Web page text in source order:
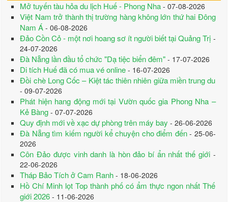
Mở tuyến tàu hỏa du lịch Huế - Phong Nha - 07-08-2026
Việt Nam trở thành thị trường hàng không lớn thứ hai Đông
Nam Á - 06-08-2026
Đảo Cồn Cỏ - một nơi hoang sơ ít người biết tại Quảng Trị -
24-07-2026
Đà Nẵng lần đầu tổ chức "Dạ tiệc biển đêm" - 17-07-2026
Di tích Huế đã có mua vé online - 16-07-2026
Đồi chè Long Cốc – Kiệt tác thiên nhiên giữa miền trung du
- 09-07-2026
Phát hiện hang động mới tại Vườn quốc gia Phong Nha –
Kẻ Bàng - 07-07-2026
Quy định mới về xạc dự phòng trên máy bay - 26-06-2026
Đà Nẵng tìm kiếm người kể chuyện cho điểm đến- 25-06-
2026
Côn Đảo được vinh danh là hòn đảo bí ẩn nhất thế giới-
22-06-2026
Tháp Bảo Tích ở Cam Ranh - 18-06-2026
Hồ Chí Minh lọt Top thành phố có ẩm thực ngon nhất Thế
giới 2026 - 11-06-2026